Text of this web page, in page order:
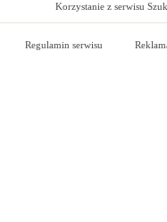
Korzystanie z serwisu
Regulamin serwisu